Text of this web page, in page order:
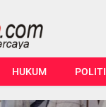
HUKUM